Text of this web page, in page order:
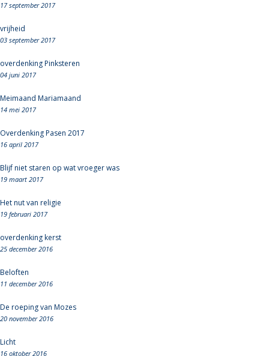
17 september 2017
vrijheid
03 september 2017
overdenking Pinksteren
04 juni 2017
Meimaand Mariamaand
14 mei 2017
Overdenking Pasen 2017
16 april 2017
Blijf niet staren op wat vroeger was
19 maart 2017
Het nut van religie
19 februari 2017
overdenking kerst
25 december 2016
Beloften
11 december 2016
De roeping van Mozes
20 november 2016
Licht
16 oktober 2016